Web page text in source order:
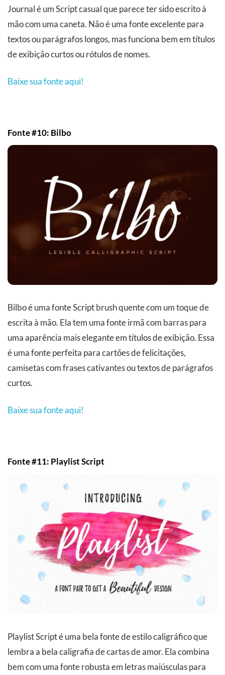
Journal é um Script casual que parece ter sido escrito à
mão com uma caneta. Não é uma fonte excelente para
textos ou parágrafos longos, mas funciona bem em títulos
de exibição curtos ou rótulos de nomes.
Baixe sua fonte aqui!
Fonte #10: Bilbo
Bilbo é uma fonte Script brush quente com um toque de
escrita à mão. Ela tem uma fonte irmã com barras para
uma aparência mais elegante em títulos de exibição. Essa
é uma fonte perfeita para cartões de felicitações,
camisetas com frases cativantes ou textos de parágrafos
curtos.
Baixe sua fonte aqui!
Fonte #11: Playlist Script
Playlist Script é uma bela fonte de estilo caligráfico que
lembra a bela caligrafia de cartas de amor. Ela combina
bem com uma fonte robusta em letras maiúsculas para